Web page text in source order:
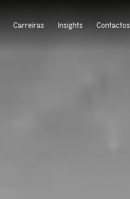
Carreiras Insights Contactos